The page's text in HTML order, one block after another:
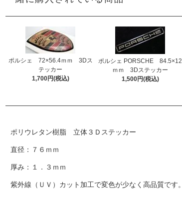
ポルシェ 72×56.4ｍｍ 3Dス
テッカー
1,700円(税込)
ポルシェ PORSCHE 84.5×12
ｍｍ 3Dステッカー
1,500円(税込)
ポリウレタン樹脂 立体３Ｄステッカー
直径：７６ｍｍ
厚み：１．３ｍｍ
紫外線（ＵＶ）カット加工で変色が少なく高品質です。